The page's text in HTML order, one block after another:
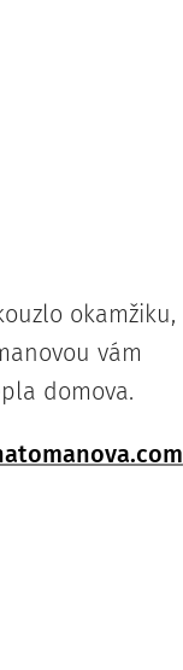
okamžiku,
vám
domova.